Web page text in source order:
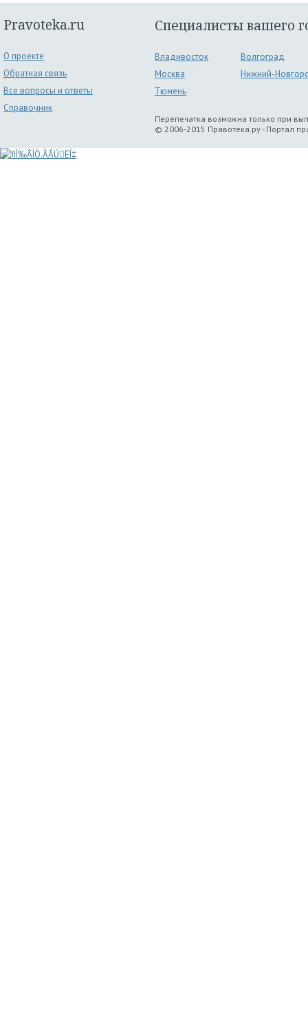
Pravoteka.ru
О проекте
Обратная связь
Все вопросы и ответы
Справочник
Специалисты вашего
Владивосток
Волгоград
Москва
Нижний-
Тюмень
Перепечатка возможна только при
© 2006-2015 Правотека.ру - Портал